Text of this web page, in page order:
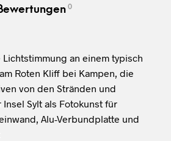
0
an einem typisch
Roten Kliff bei Kampen, die
von den Stränden und
Sylt als Fotokunst für
Alu-Verbundplatte und